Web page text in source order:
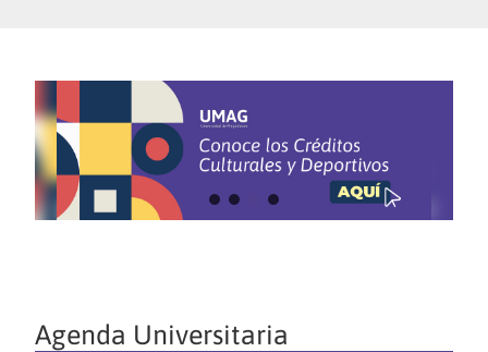
Agenda Universitaria